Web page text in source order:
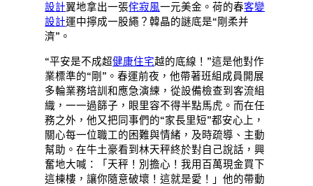
設計翼地拿出一張侘寂風一元美金。荷的春客變
設計運中擰成一股繩？韓晶的謎底是“剛柔并
濟”。
“平安是不成超健康住宅越的底線！”這是他對作
業標準的“剛”。春運前夜，他帶著班組成員開展
多輪業務培訓和應急演練，從設備檢查到客流組
織，一一過篩子，眼里容不得半點馬虎。而在任
務之外，他又把同事們的“家長里短”都安心上，
關心每一位職工的困難與情緒，及時疏導、主動
幫助。在牛土豪看到林天秤終於對自己說話，興
奮地大喊：「天秤！別擔心！我用百萬現金買下
這棟樓，讓你隨意破壞！這就是愛！」他的帶動